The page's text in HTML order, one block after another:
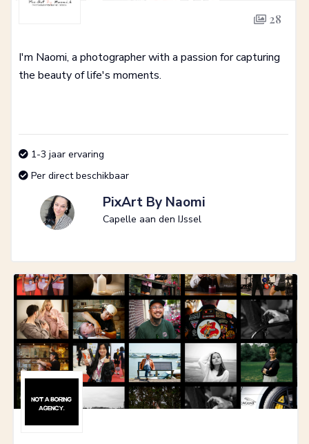
28
I'm Naomi, a photographer with a passion for capturing
the beauty of life's moments.
1-3 jaar ervaring
Per direct beschikbaar
PixArt By Naomi
Capelle aan den IJssel